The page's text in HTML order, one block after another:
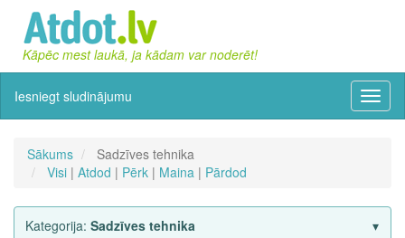
Kāpēc mest laukā, ja kādam var noderēt!
Iesniegt sludinājumu
Sākums
Sadzīves tehnika
Visi | Atdod | Pērk | Maina | Pārdod
Kategorija: Sadzīves tehnika